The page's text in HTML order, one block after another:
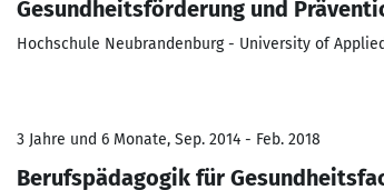
Gesundheitsförderung und
Hochschule Neubrandenburg - University of
3 Jahre und 6 Monate, Sep. 2014 - Feb. 2018
Berufspädagogik für